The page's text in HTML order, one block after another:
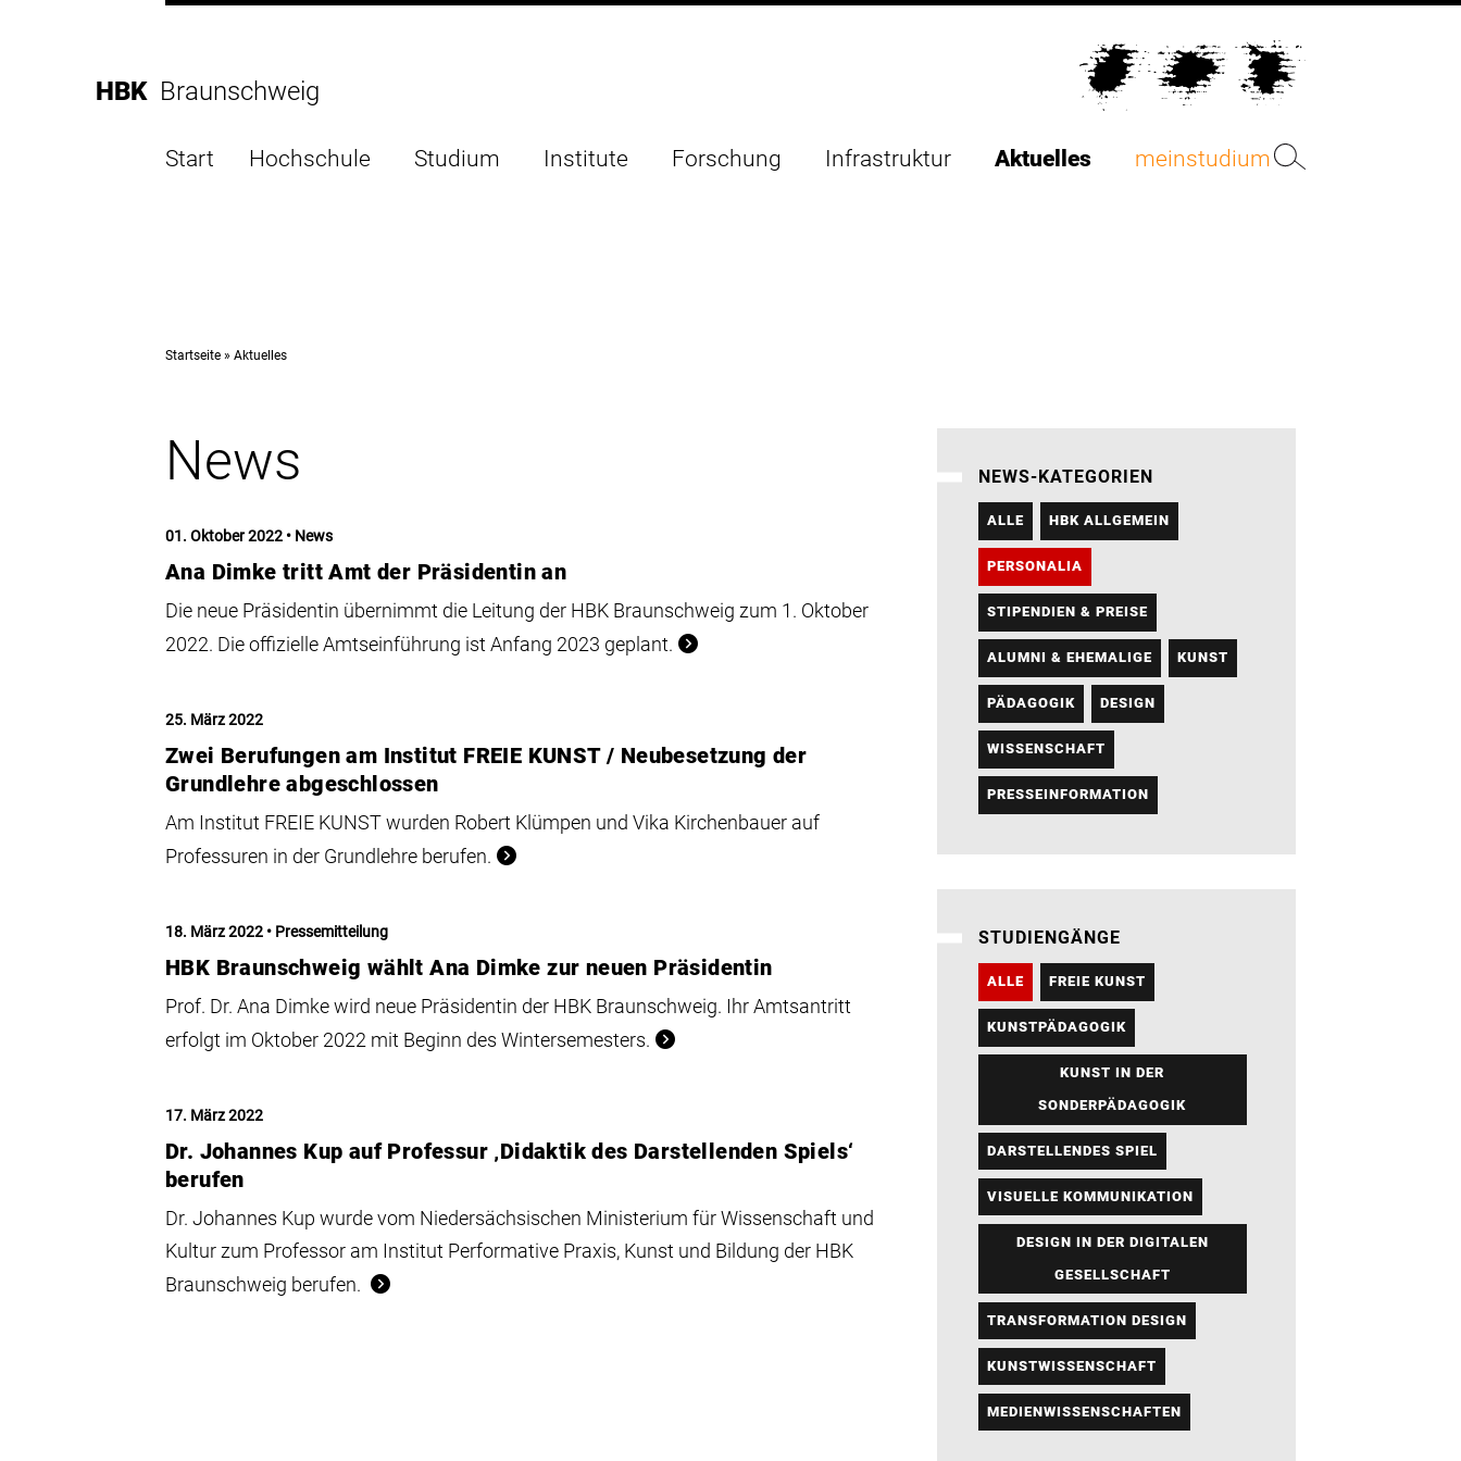
Hauptnavigation
HBK Braunschweig
Start Hochschule Studium Institute Forschung Infrastruktur Aktuelles meinstudium
Startseite Aktuelles
News
01. Oktober 2022 News
Ana Dimke tritt Amt der Präsidentin an
Die neue Präsidentin übernimmt die Leitung der HBK Braunschweig zum 1. Oktober
2022. Die offizielle Amtseinführung ist Anfang 2023 geplant.
25. März 2022
Zwei Berufungen am Institut FREIE KUNST / Neubesetzung der
Grundlehre abgeschlossen
Am Institut FREIE KUNST wurden Robert Klümpen und Vika Kirchenbauer auf
Professuren in der Grundlehre berufen.
18. März 2022 Pressemitteilung
HBK Braunschweig wählt Ana Dimke zur neuen Präsidentin
Prof. Dr. Ana Dimke wird neue Präsidentin der HBK Braunschweig. Ihr Amtsantritt
erfolgt im Oktober 2022 mit Beginn des Wintersemesters.
17. März 2022
Dr. Johannes Kup auf Professur ‚Didaktik des Darstellenden Spiels‘
berufen
Dr. Johannes Kup wurde vom Niedersächsischen Ministerium für Wissenschaft und
Kultur zum Professor am Institut Performative Praxis, Kunst und Bildung der HBK
Braunschweig berufen.
NEWS-KATEGORIEN
ALLE HBK ALLGEMEIN
PERSONALIA
STIPENDIEN & PREISE
ALUMNI & EHEMALIGE KUNST
PÄDAGOGIK DESIGN
WISSENSCHAFT
PRESSEINFORMATION
STUDIENGÄNGE
ALLE FREIE KUNST
KUNSTPÄDAGOGIK
KUNST IN DER
SONDERPÄDAGOGIK
DARSTELLENDES SPIEL
VISUELLE KOMMUNIKATION
DESIGN IN DER DIGITALEN
GESELLSCHAFT
TRANSFORMATION DESIGN
KUNSTWISSENSCHAFT
MEDIENWISSENSCHAFTEN